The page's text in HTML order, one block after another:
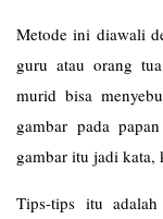
Metode ini diawali
guru atau orang
murid bisa
gambar pada
gambar itu jadi kata,
Tips-tips itu